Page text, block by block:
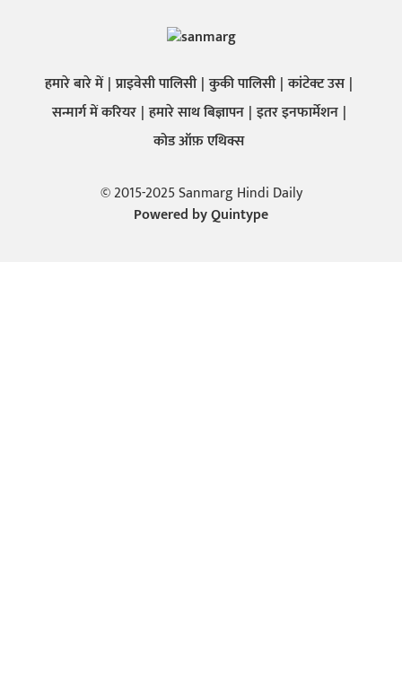
हमारे बारे में प्राइवेसी पालिसी कुकी पालिसी कांटेक्ट उस
सन्मार्ग में करियर हमारे साथ बिज्ञापन इतर इनफार्मेशन
कोड ऑफ़ एथिक्स
© 2015-2025 Sanmarg Hindi Daily
Powered byQuintype